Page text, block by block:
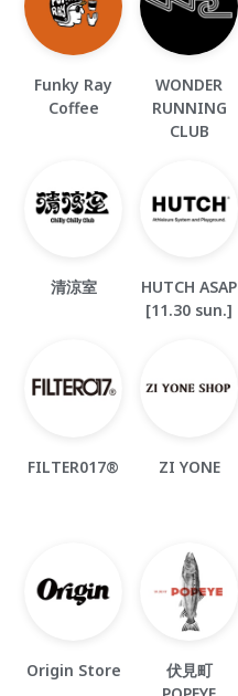
Funky Ray
Coffee
WONDER
RUNNING
CLUB
清涼室
HUTCH ASAP
[11.30 sun.]
FILTER017® ZI YONE
Origin Store
伏見町